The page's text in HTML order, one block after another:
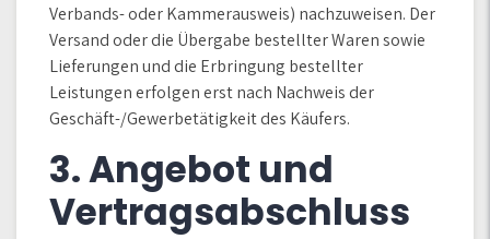
Verbands- oder Kammerausweis) nachzuweisen. Der
Versand oder die Übergabe bestellter Waren sowie
Lieferungen und die Erbringung bestellter
Leistungen erfolgen erst nach Nachweis der
Geschäft-/Gewerbetätigkeit des Käufers.
3. Angebot und
Vertragsabschluss